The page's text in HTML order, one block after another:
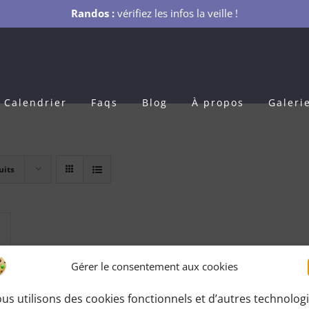
Randos : vérifiez les infos la veille !
Gérer le consentement aux cookies
utilisons des cookies fonctionnels et d’autres
Calendrier Faqs Blog À propos